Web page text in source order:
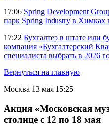
17:06 Spring Development
парк Spring Industry в Химках
17:22 Бухгалтер в штате или
компания «Бухгалтерский
специалиста выбрать в 2026
Вернуться на главную
Москва 13 мая 15:25
Акция «Московская
столице с 12 по 18 мая